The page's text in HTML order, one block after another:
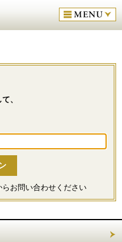
、
らお問い合わせください